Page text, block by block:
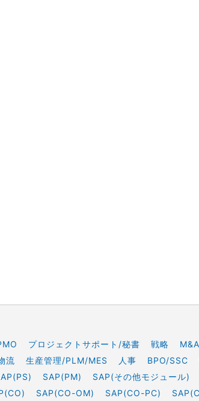
プロジェクトサポート/秘書 戦略 M&A
流 生産管理/PLM/MES 人事 BPO/SSC
SAP(PM) SAP(その他モジュール)
SAP(CO-OM) SAP(CO-PC)